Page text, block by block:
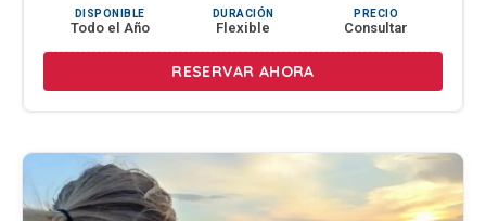
DISPONIBLE
Todo el Año
DURACIÓN
Flexible
PRECIO
Consultar
RESERVAR AHORA